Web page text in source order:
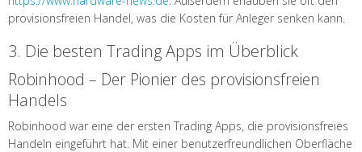
provisionsfreien Handel, was die Kosten für Anleger senken kann.
3. Die besten Trading Apps im Überblick
Robinhood – Der Pionier des provisionsfreien
Handels
Robinhood war eine der ersten Trading Apps, die provisionsfreies
Handeln eingeführt hat. Mit einer benutzerfreundlichen Oberfläche